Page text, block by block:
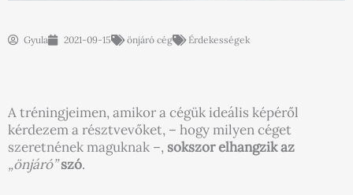
Gyula 2021-09-15 önjáró cég Érdekességek
A tréningjeimen, amikor a cégük ideális képéről
kérdezem a résztvevőket, – hogy milyen céget
szeretnének maguknak –, sokszor elhangzik az
„önjáró”szó.